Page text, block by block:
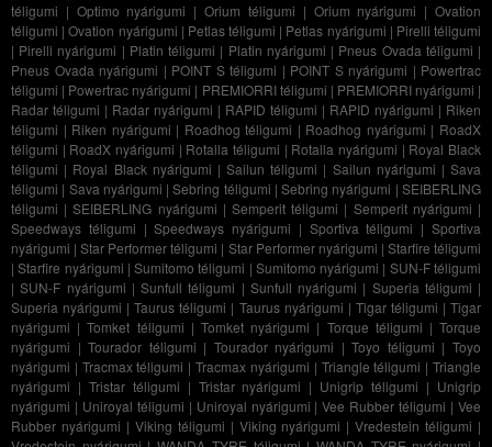
téligumi | Optimo nyárigumi |Orium téligumi | Orium nyárigumi |Ovation
téligumi |Ovation nyárigumi | Petlas téligumi | Petlas nyárigumi | Pirelli téligumi
| Pirelli nyárigumi | Platin téligumi | Platin nyárigumi | Pneus Ovada téligumi |
Pneus Ovada nyárigumi | POINT S téligumi | POINT S nyárigumi | Powertrac
téligumi | Powertrac nyárigumi | PREMIORRI téligumi | PREMIORRI nyárigumi |
Radar téligumi | Radar nyárigumi | RAPID téligumi | RAPID nyárigumi | Riken
téligumi | Riken nyárigumi | Roadhog téligumi | Roadhog nyárigumi | RoadX
téligumi | RoadX nyárigumi | Rotalla téligumi | Rotalla nyárigumi | Royal Black
téligumi | Royal Black nyárigumi |Sailun téligumi | Sailun nyárigumi |Sava
téligumi | Sava nyárigumi |Sebring téligumi |Sebring nyárigumi |SEIBERLING
téligumi |SEIBERLING nyárigumi |Semperit téligumi | Semperit nyárigumi |
Speedways téligumi |Speedways nyárigumi | Sportiva téligumi |Sportiva
nyárigumi |Star Performer téligumi | Star Performer nyárigumi | Starfire téligumi
|Starfire nyárigumi |Sumitomo téligumi | Sumitomo nyárigumi | SUN-F téligumi
|SUN-F nyárigumi | Sunfull téligumi | Sunfull nyárigumi | Superia téligumi |
Superia nyárigumi |Taurus téligumi | Taurus nyárigumi | Tigar téligumi |Tigar
nyárigumi |Tomket téligumi | Tomket nyárigumi | Torque téligumi |Torque
nyárigumi |Tourador téligumi | Tourador nyárigumi |Toyo téligumi |Toyo
nyárigumi | Tracmax téligumi |Tracmax nyárigumi | Triangle téligumi |Triangle
nyárigumi | Tristar téligumi | Tristar nyárigumi | Unigrip téligumi | Unigrip
nyárigumi | Uniroyal téligumi | Uniroyal nyárigumi |Vee Rubber téligumi |Vee
Rubber nyárigumi | Viking téligumi | Viking nyárigumi |Vredestein téligumi |